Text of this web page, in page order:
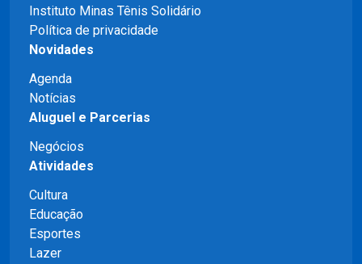
Instituto Minas Tênis Solidário
Política de privacidade
Novidades
Agenda
Notícias
Aluguel e Parcerias
Negócios
Atividades
Cultura
Educação
Esportes
Lazer